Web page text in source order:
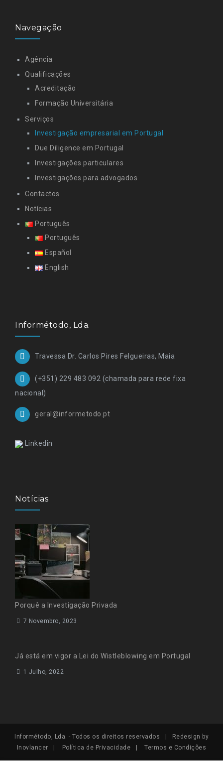
Navegação
Agência
Qualificações
Acreditação
Formação Universitária
Serviços
Investigação empresarial em Portugal
Due Diligence em Portugal
Investigações particulares
Investigações para advogados
Contactos
Notícias
Português
Português
Español
English
Informétodo, Lda.
Travessa Dr. Carlos Pires Felgueiras, Maia
(+351) 229 483 092 (chamada para rede fixa
nacional)
geral@informetodo.pt
Linkedin
Notícias
Porquê a Investigação Privada
7 Novembro, 2023
Já está em vigor a Lei do Wistleblowing em Portugal
1 Julho, 2022
Informétodo, Lda. - Todos os direitos reservados | Redesign by
Inovlancer
Política de Privacidade |Termos e Condições